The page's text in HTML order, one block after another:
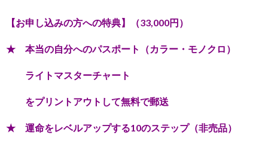
【お申し込みの方への特典】（33,000円）
★ 本当の自分へのパスポート（カラー・モノクロ）
ライトマスターチャート
をプリントアウトして無料で郵送
★ 運命をレベルアップする10のステップ（非売品）